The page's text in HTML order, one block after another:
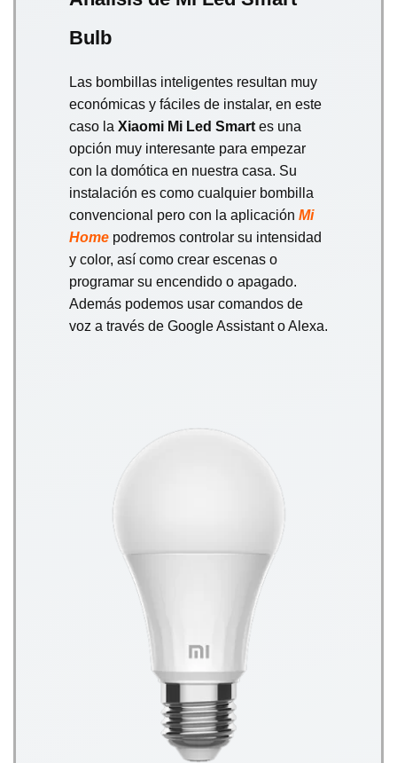
Bulb
Las bombillas inteligentes resultan muy
económicas y fáciles de instalar, en este
caso la Xiaomi Mi Led Smart es una
opción muy interesante para empezar
con la domótica en nuestra casa. Su
instalación es como cualquier bombilla
convencional pero con la aplicación Mi
Home podremos controlar su intensidad
y color, así como crear escenas o
programar su encendido o apagado.
Además podemos usar comandos de
voz a través de Google Assistant o Alexa.